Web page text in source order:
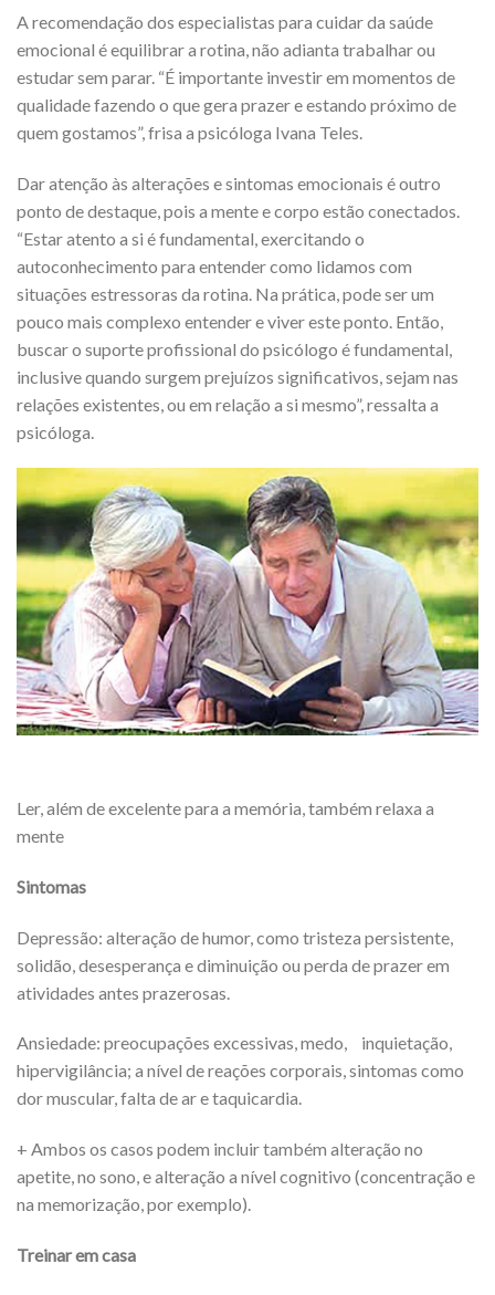
A recomendação dos especialistas para cuidar da saúde
emocional é equilibrar a rotina, não adianta trabalhar ou
estudar sem parar. “É importante investir em momentos de
qualidade fazendo o que gera prazer e estando próximo de
quem gostamos”, frisa a psicóloga Ivana Teles.
Dar atenção às alterações e sintomas emocionais é outro
ponto de destaque, pois a mente e corpo estão conectados.
“Estar atento a si é fundamental, exercitando o
autoconhecimento para entender como lidamos com
situações estressoras da rotina. Na prática, pode ser um
pouco mais complexo entender e viver este ponto. Então,
buscar o suporte profissional do psicólogo é fundamental,
inclusive quando surgem prejuízos significativos, sejam nas
relações existentes, ou em relação a si mesmo”, ressalta a
psicóloga.
Ler, além de excelente para a memória, também relaxa a
mente
Sintomas
Depressão: alteração de humor, como tristeza persistente,
solidão, desesperança e diminuição ou perda de prazer em
atividades antes prazerosas.
Ansiedade: preocupações excessivas, medo, inquietação,
hipervigilância; a nível de reações corporais, sintomas como
dor muscular, falta de ar e taquicardia.
+ Ambos os casos podem incluir também alteração no
apetite, no sono, e alteração a nível cognitivo (concentração e
na memorização, por exemplo).
Treinar em casa